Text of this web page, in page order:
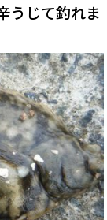
うじて釣れま